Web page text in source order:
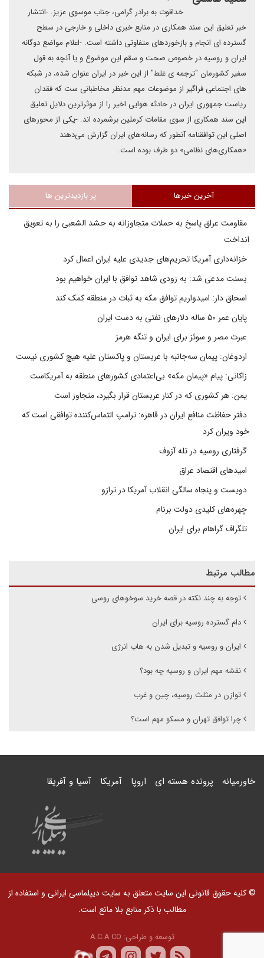
خداقوت به برادر گرامی، جناب موسوی عزیز. -انتشار
خبر تعلیق این سند همکاری در منابع خبری داخلی و خارجی در سطح
گسترده ای انجام و بازخوردهای متفاوتی داشته است. -اعلام مواضع دوگانه
ایران و روسیه در خصوص صحت و سقم این موضوع و یا آنچه به قول
سفیر کشورمان "ترجمه ی غلط" از این خبر در ایران عنوان شده، در شبکه
های اجتماعی فراگیر از موضوعات مهم مدنظر مخاطبانی ست که فقدان
ریاست جمهوری ایران در حادثه هوایی اخیر را از موثرترین دلایل تعلیق
این سند همکاری از سوی مقامات کرملین برشمرده اند. -یکی از محورهای
اصلی این توافقنامه آنطور که رسانه‌های ایران گزارش می‌دهند
«همکاری‌های نظامی» دو طرف بوده است.
آخرین خبرها پر بازدیدترین ها
مقاومت عراق پاسخ به حملات متجاوزانه به حشد الشعبی را به تعویق
انداخت
خزانه‌داری آمریکا تحریم‌های جدیدی علیه ایران اعمال کرد
بسنت مدعی شد: به زودی شاهد توافق با ایران خواهیم بود
اسحاق دار: امیدواریم توافق مکه به ثبات در منطقه کمک کند
پایان عمر ۵۰ ساله دلارهای نفتی به دست ایران
عبرت مصر و سوئز برای ایران و تنگه هرمز
اردوغان: پیمان سه‌جانبه با عربستان و پاکستان علیه هیچ کشوری نیست
زاکانی: پیام «پیمان مکه» بی‌اعتمادی کشورهای منطقه به آمریکاست
یمن: هر کشوری که در کنار عربستان قرار بگیرد، متجاوز است
دفتر حفاظت منافع ایران در قاهره: ترامپ التماس‌کننده توافقی است که
خود ویران کرد
گرفتاری روسیه در تله آزوف
امیدهای اقتصاد عراق
دویست و پنجاه سالگی انقلاب آمریکا در ترازو
چهره‌های کلیدی دولت برنام
تلگراف گراهام برای ایران
مطالب مرتبط
توجه به چند نکته در قصه خرید سوخوهای روسی
دام گسترده روسیه برای ایران
ایران و روسیه و تبدیل شدن به هاب انرژی
نقشه مهم ایران و روسیه چه بود؟
توازن در مثلث روسیه، چین و غرب
چرا توافق تهران و مسکو مهم است؟
خاورمیانه پرونده هسته ای اروپا آمریکا آسیا و آفریقا
© کلیه حقوق قانونی این سایت متعلق به سایت دیپلماسی ایرانی و استفاده از
مطالب با ذکر منابع بلا مانع است.
توسعه و طراحی: A.C.A CO